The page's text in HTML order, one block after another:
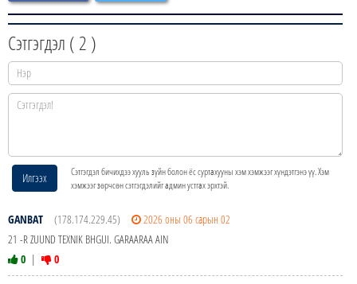
Сэтгэгдэл (2 )
Илгээх
Сэтгэгдэл бичихдээ хууль зүйн болон ёс суртахууны хэм хэмжээг хүндэтгэнэ үү. Хэм
хэмжээг зөрчсөн сэтгэгдэлийг админ устгах эрхтэй.
GANBAT (178.174.229.45)
2026 оны 06 сарын 02
21 -R ZUUND TEXNIK BHGUI. GARAARAA AIN
0 | 0